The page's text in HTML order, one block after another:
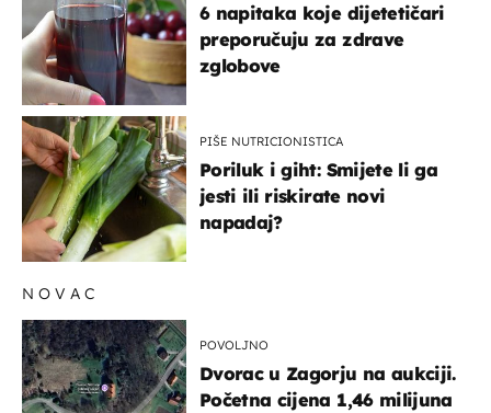
6 napitaka koje dijetetičari
preporučuju za zdrave
zglobove
PIŠE NUTRICIONISTICA
Poriluk i giht: Smijete li ga
jesti ili riskirate novi
napadaj?
NOVAC
POVOLJNO
Dvorac u Zagorju na aukciji.
Početna cijena 1,46 milijuna